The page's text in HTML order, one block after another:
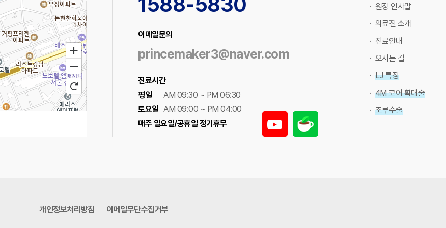
이메일문의
princemaker3@naver.com
진료시간
평일
AM 09:30 ~ PM 06:30
토요일 AM 09:00 ~ PM 04:00
매주 일요일/공휴일 정기휴무
· 원장 인사말
· 의료진 소개
· 진료안내
· 오시는 길
· LJ 특징
· 4M 코어 확대술
· 조루수술
개인정보처리방침 이메일무단수집거부